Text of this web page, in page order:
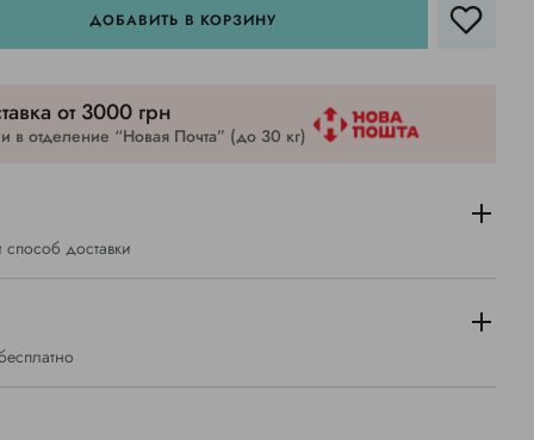
ДОБАВИТЬ В КОРЗИНУ
от 3000 грн
в отделение “Новая Почта” (до 30 кг)
доставки